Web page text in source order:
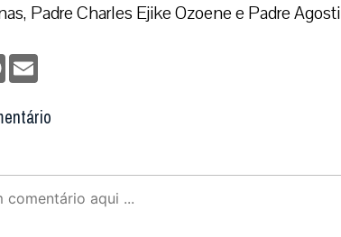
Padre Charles Ejike Ozoene e Padre
WhatsApp